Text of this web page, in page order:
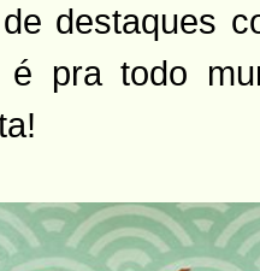
destaques
é pra todo